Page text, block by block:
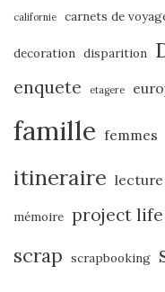
californie carnets de
decoration disparition
enquete etagere
famille femmes
itineraire lecture
mémoire project life
scrap scrapbooking